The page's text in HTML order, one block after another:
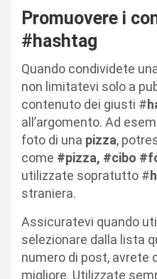
Promuovere i
#hashtag
Quando condividete
non limitatevi solo a
contenuto dei giusti #
all’argomento. Ad
foto di una pizza,
come #pizza, #cibo
utilizzate sopratutto #
straniera.
Assicuratevi quando
selezionare dalla lista
numero di post, avrete
migliore. Utilizzate